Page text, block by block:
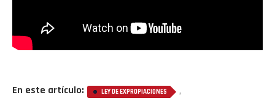
En este artículo: LEY DE EXPROPIACIONES ,